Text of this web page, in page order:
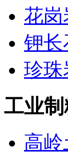
花岗
钾长
珍珠
工业
高岭